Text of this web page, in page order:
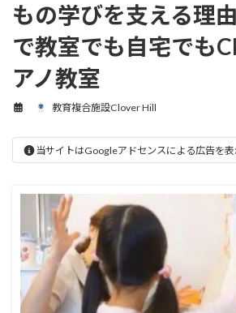
もの学びを支える理
で教室でも自宅でも
アノ教室
教育複合施設Clover Hill
当サイトはGoogleアドセンスによる広告を表